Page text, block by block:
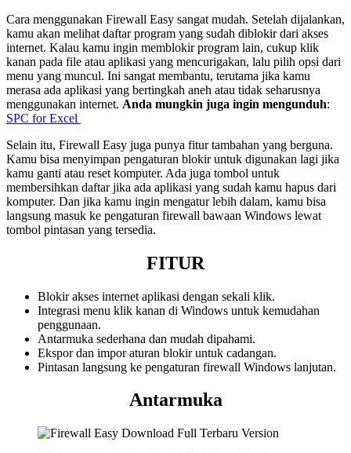
Cara menggunakan Firewall Easy sangat mudah. Setelah dijalankan,
kamu akan melihat daftar program yang sudah diblokir dari akses
internet. Kalau kamu ingin memblokir program lain, cukup klik
kanan pada file atau aplikasi yang mencurigakan, lalu pilih opsi dari
menu yang muncul. Ini sangat membantu, terutama jika kamu
merasa ada aplikasi yang bertingkah aneh atau tidak seharusnya
menggunakan internet. Anda mungkin juga ingin mengunduh:
SPC for Excel
Selain itu, Firewall Easy juga punya fitur tambahan yang berguna.
Kamu bisa menyimpan pengaturan blokir untuk digunakan lagi jika
kamu ganti atau reset komputer. Ada juga tombol untuk
membersihkan daftar jika ada aplikasi yang sudah kamu hapus dari
komputer. Dan jika kamu ingin mengatur lebih dalam, kamu bisa
langsung masuk ke pengaturan firewall bawaan Windows lewat
tombol pintasan yang tersedia.
FITUR
Blokir akses internet aplikasi dengan sekali klik.
Integrasi menu klik kanan di Windows untuk kemudahan
penggunaan.
Antarmuka sederhana dan mudah dipahami.
Ekspor dan impor aturan blokir untuk cadangan.
Pintasan langsung ke pengaturan firewall Windows lanjutan.
Antarmuka